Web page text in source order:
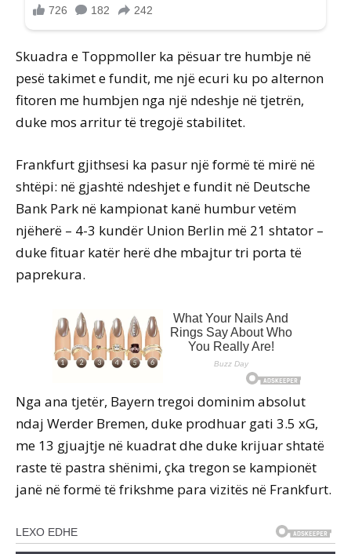
Skuadra e Toppmoller ka pësuar tre humbje në
pesë takimet e fundit, me një ecuri ku po alternon
fitoren me humbjen nga një ndeshje në tjetrën,
duke mos arritur të tregojë stabilitet.
Frankfurt gjithsesi ka pasur një formë të mirë në
shtëpi: në gjashtë ndeshjet e fundit në Deutsche
Bank Park në kampionat kanë humbur vetëm
njëherë – 4-3 kundër Union Berlin më 21 shtator –
duke fituar katër herë dhe mbajtur tri porta të
paprekura.
Nga ana tjetër, Bayern tregoi dominim absolut
ndaj Werder Bremen, duke prodhuar gati 3.5 xG,
me 13 gjuajtje në kuadrat dhe duke krijuar shtatë
raste të pastra shënimi, çka tregon se kampionët
janë në formë të frikshme para vizitës në Frankfurt.